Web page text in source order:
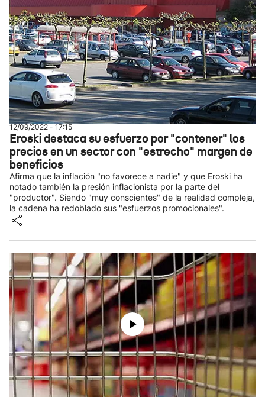
Eguraldia
12/09/2022 - 17:15
Eroski destaca su esfuerzo por "contener" los
precios en un sector con "estrecho" margen de
beneficios
Afirma que la inflación "no favorece a nadie" y que Eroski ha
notado también la presión inflacionista por la parte del
"productor". Siendo "muy conscientes" de la realidad compleja,
la cadena ha redoblado sus "esfuerzos promocionales".